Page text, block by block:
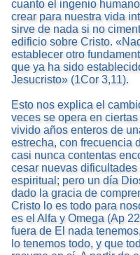
cuanto el ingenio
crear para nuestra vida
sirve de nada si no
edificio sobre Cristo.
establecer otro
que ya ha sido
Jesucristo» (1Cor 3,11).
Esto nos explica el
veces se opera en
vivido años enteros de
estrecha, con frecuencia
casi nunca contentas
cesar nuevas
espiritual; pero un día
dado la gracia de
Cristo lo es todo para
es el Alfa y Omega (Ap
fuera de El nada
lo tenemos todo, y que